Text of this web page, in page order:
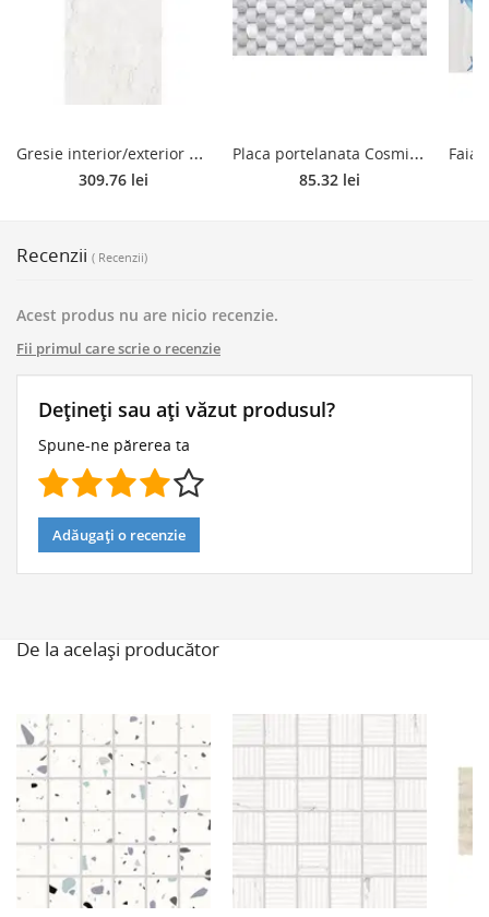
G
resie interior/exterior portelanata glazurata Bianco Lawa, rectificata, gri, lucios, aspect marmura, 8 mm, 80 x 160 cm
309.76 lei
P
laca portelanata Cosmirica, PEI 4, rectificata, vitrificata, aspect mat in relief 3D, gri deschis, 60 x 30 cm
85.32 lei
Recenzii ( Recenzii)
Acest produs nu are nicio recenzie.
Fii primul care scrie o recenzie
Dețineți sau ați văzut produsul?
Spune-ne părerea ta
Adăugați o recenzie
De la același producător